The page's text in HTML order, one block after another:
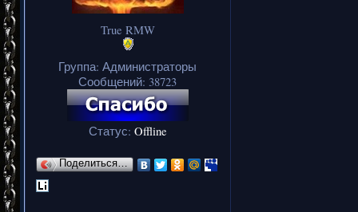
True RMW
Группа: Администраторы
Сообщений: 38723
Статус: Offline
Поделиться…